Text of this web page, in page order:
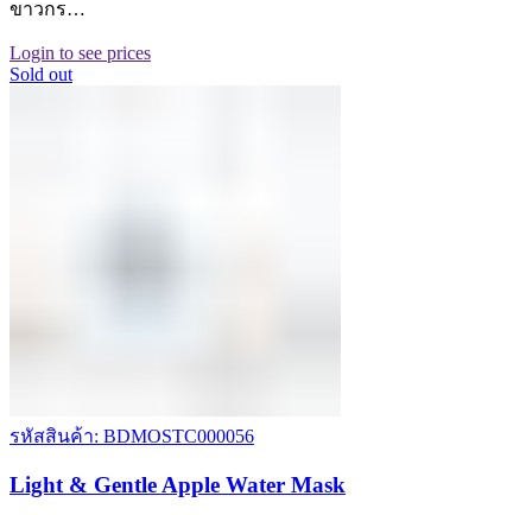
ขาวกร…
Login to see prices
Sold out
รหัสสินค้า: BDMOSTC000056
Light & Gentle Apple Water Mask